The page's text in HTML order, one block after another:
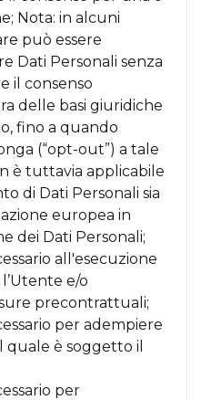
Nota: in alcuni
può essere
Dati Personali senza
il consenso
delle basi giuridiche
fino a quando
(“opt-out”) a tale
è tuttavia applicabile
di Dati Personali sia
europea in
dei Dati Personali;
all'esecuzione
e/o
precontrattuali;
per adempiere
è soggetto il
per